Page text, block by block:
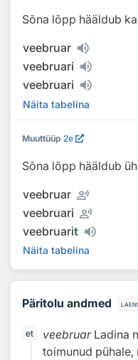
Sõna lõpp hääldub
veebruar
veebruari
veebruari
Näita tabelina
Muuttüüp 2e
Sõna lõpp hääldub
veebruar record_voice_over
veebruari record_voice_over
veebruarit
Näita tabelina
Päritolu andmed
et veebruar Ladina
toimunud